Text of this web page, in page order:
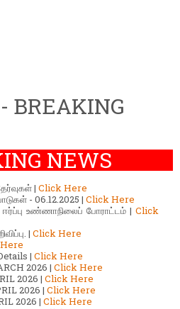
BREAKING
NEWS
| Click Here
- 06.12.2025 | Click Here
உண்ணாநிலைப் போராட்டம் | Click
| Click Here
| Click Here
2026 | Click Here
2026 | Click Here
2026 | Click Here
2026 | Click Here